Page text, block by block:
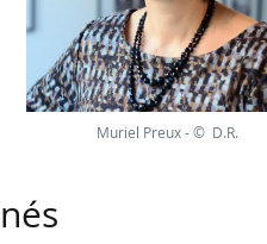
Muriel Preux - © D.R.